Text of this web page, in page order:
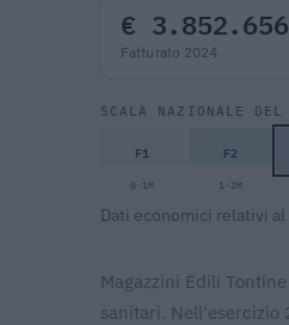
€ 3.852.656
Fatturato 2024
SCALA NAZIONALE DEL
F1 F2
0-1M 1-2M
Dati economici relativi
Magazzini Edili
sanitari. Nell'esercizio